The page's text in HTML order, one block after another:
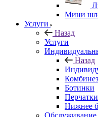
Мини
Услуги
Назад
Услуги
Назад
Ботинки
Перчатки
Нижнее
Обслуживание